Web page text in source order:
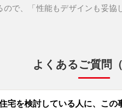
で、「性能もデザインも妥
よくあるご質問（
宅を検討している人に、この